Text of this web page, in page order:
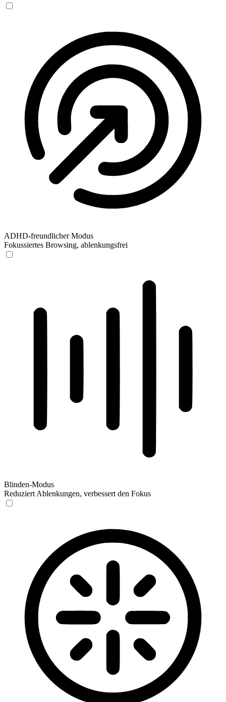
ADHD-freundlicher Modus
Fokussiertes Browsing, ablenkungsfrei
Blinden-Modus
Reduziert Ablenkungen, verbessert den Fokus